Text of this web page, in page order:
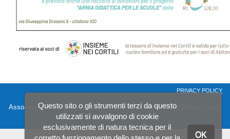
PRIVACY POLICY
Associazione Insieme nei Cortili - Via Hermada 14, 20162 Milano - Cod.
Fis. 97710140159
Questo sito o gli strumenti terzi da questo
utilizzati si avvalgono di cookie
esclusivamente di natura tecnica per il
OK